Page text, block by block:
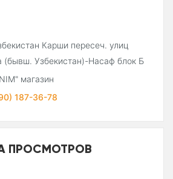
Карши пересеч. улиц
Узбекистан)-Насаф блок Б
магазин
187-36-78
ПРОСМОТРОВ